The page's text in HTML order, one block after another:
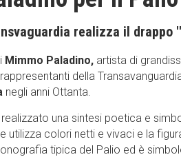
realizza il drappo
Mimmo Paladino, artista di
della
negli anni Ottanta.
una sintesi poetica e
utilizza colori netti e vivaci e la
tipica del Palio ed è